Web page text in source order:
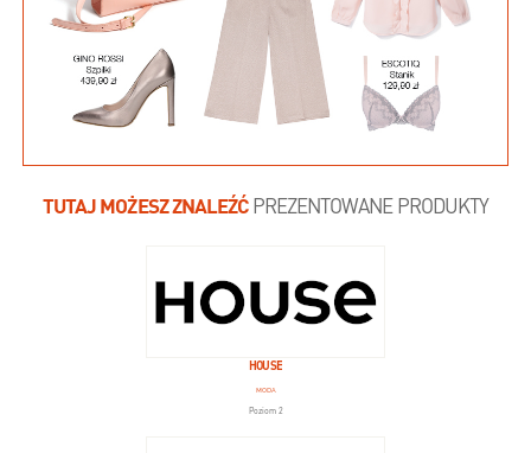
TUTAJ MOŻESZ ZNALEŹĆPREZENTOWANE PRODUKTY
HOUSE
MODA
Poziom 2